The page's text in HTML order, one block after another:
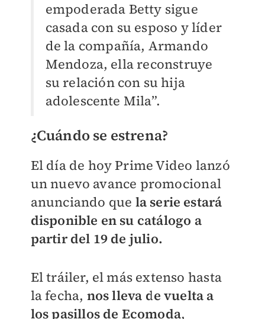
empoderada Betty sigue
casada con su esposo y líder
de la compañía, Armando
Mendoza, ella reconstruye
su relación con su hija
adolescente Mila”.
¿Cuándo se estrena?
El día de hoy Prime Video lanzó
un nuevo avance promocional
anunciando que la serie estará
disponible en su catálogo a
partir del 19 de julio.
El tráiler, el más extenso hasta
la fecha, nos lleva de vuelta a
los pasillos de Ecomoda,